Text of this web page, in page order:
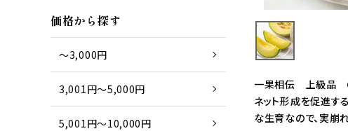
商品一覧
価格から探す
～3,000円
3,001円～5,000円
5,001円～10,000円
一果相伝 上級品 6
ネット形成を促進す
な生育なので、実崩